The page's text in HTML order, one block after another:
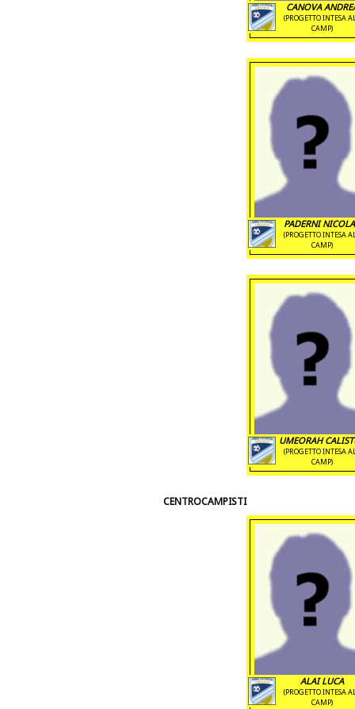
CANOVA
(PROGETTO INTESA
CAMP)
PADERNI
(PROGETTO INTESA
CAMP)
UMEORAH
(PROGETTO INTESA
CAMP)
CENTROCAMPISTI
ALAI LUCA
(PROGETTO INTESA
CAMP)